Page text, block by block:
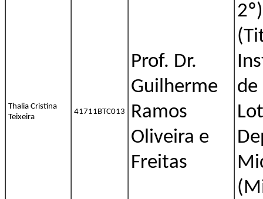
Thalia Cristina
Teixeira
41711BTC013
Prof. Dr.
Guilherme
Ramos
Oliveira e
Freitas
de